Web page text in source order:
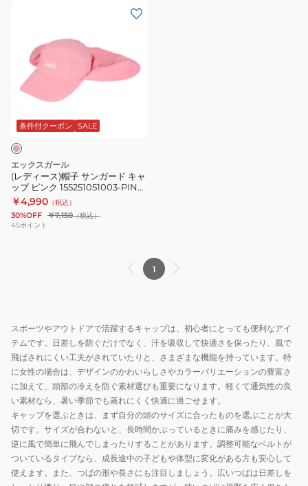
54.5-
155251051002-
GREY
ス
ポ
ー
ツ
キ
け
対
策
暑
さ
対
策
ン
お
ス
ト
系
カ
ジ
ュ
ア
ル
メ
帽
サ
ン
ガ
ー
ド
キ
ャ
155251051003-
PINK
UPF50+
撥
水
防
風
サ
ン
ガ
条件付クーポン SALE
エックスガール
(レディース)帽子 サンガード キャ
ップ ピンク 155251051003-PINK
UPF50+ 撥水 防風 サンガード 日
除け 日焼け対策 シンプル
￥4,990 （税込）
30%OFF ￥7,150（税込）
45ポイント
1
スポーツやアウトドアで活躍するキャップは、初心者にとっても便利なアイ
テムです。日差しを防ぐだけでなく、汗を吸収して快適さを保ったり、風で
飛ばされにくい工夫がされていたりと、さまざまな機能を持っています。特
に女性の場合は、デザインのかわいらしさやカラーバリエーションの豊富さ
に加えて、頭部の冷えを防ぐ素材選びも重要になります。軽くて通気性の良
い素材なら、暑い季節でも蒸れにくく快適に過ごせます。
キャップを選ぶときは、まず自分の頭のサイズに合ったものを選ぶことが大
切です。サイズが合わないと、長時間かぶっているときに痛みを感じたり、
逆に風で簡単に飛んでしまったりすることがあります。調整可能なベルトが
ついているタイプなら、成長途中の子どもや体型に変化がある方も安心して
使えます。また、つばの形や長さにも注目しましょう。広いつばは日差しを